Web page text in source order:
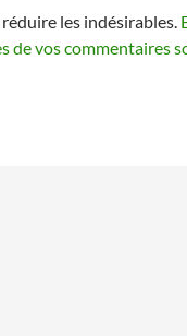
les indésirables.
de vos commentaires